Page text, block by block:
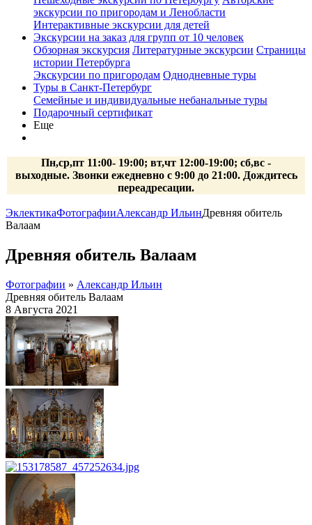
экскурсии по пригородам и Ленобласти
Интерактивные экскурсии для детей
Экскурсии на заказ для групп от 10 человек
Обзорная экскурсия Литературные экскурсии Страницы
истории Петербурга
Экскурсии по пригородам Однодневные туры
Туры в Санкт-Петербург
Семейные и индивидуальные небанальные туры
Подарочный сертификат
Еще
Пн,ср,пт 11:00- 19:00; вт,чт 12:00-19:00; сб,вс -
выходные. Звонки ежедневно с 9:00 до 21:00. Дождитесь
переадресации.
ЭклектикаФотографииАлександр ИльинДревняя обитель
Валаам
Древняя обитель Валаам
Фотографии » Александр Ильин
Древняя обитель Валаам
8 Августа 2021